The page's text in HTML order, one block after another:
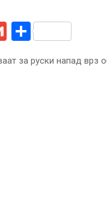
GmailShare
за руски напад врз